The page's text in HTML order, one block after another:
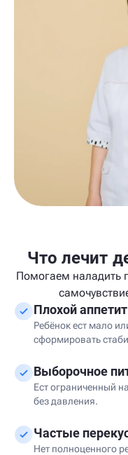
Что лечит
Помогаем наладить
Плохой аппетит
Ребёнок ест мало
сформировать
Выборочное
Ест ограниченный
без давления.
Частые
Нет полноценного